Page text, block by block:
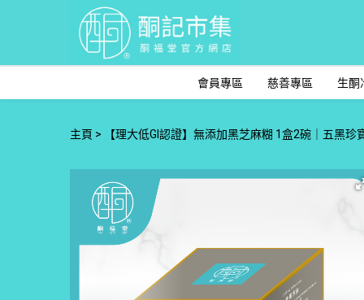
會員專區 慈善專區 生酮
主頁 【理大低GI認證】無添加黑芝麻糊 1盒2碗｜五黑